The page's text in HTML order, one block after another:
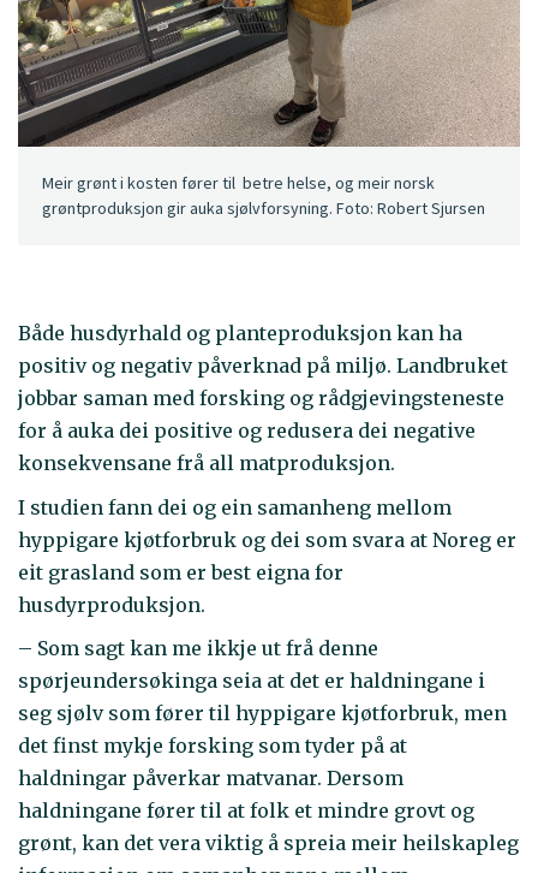
Meir grønt i kosten fører til betre helse, og meir norsk
grøntproduksjon gir auka sjølvforsyning. Foto: Robert Sjursen
Både husdyrhald og planteproduksjon kan ha
positiv og negativ påverknad på miljø. Landbruket
jobbar saman med forsking og rådgjevingsteneste
for å auka dei positive og redusera dei negative
konsekvensane frå all matproduksjon.
I studien fann dei og ein samanheng mellom
hyppigare kjøtforbruk og dei som svara at Noreg er
eit grasland som er best eigna for
husdyrproduksjon.
– Som sagt kan me ikkje ut frå denne
spørjeundersøkinga seia at det er haldningane i
seg sjølv som fører til hyppigare kjøtforbruk, men
det finst mykje forsking som tyder på at
haldningar påverkar matvanar. Dersom
haldningane fører til at folk et mindre grovt og
grønt, kan det vera viktig å spreia meir heilskapleg